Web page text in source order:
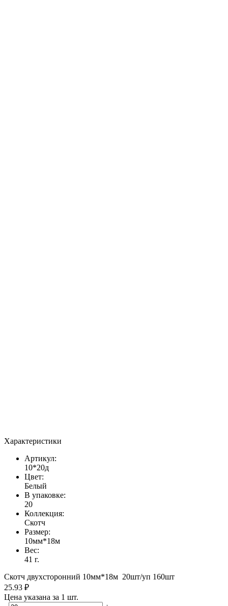
Характеристики
Артикул:
10*20д
Цвет:
Белый
В упаковке:
20
Коллекция:
Скотч
Размер:
10мм*18м
Вес:
41 г.
Скотч двухсторонний 10мм*18м 20шт/уп 160шт
25.93 ₽
Цена указана за 1 шт.